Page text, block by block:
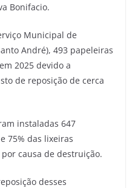
Bonifacio.
Municipal de
André), 493 papeleiras
2025 devido a
de reposição de cerca
instaladas 647
75% das lixeiras
causa de destruição.
desses